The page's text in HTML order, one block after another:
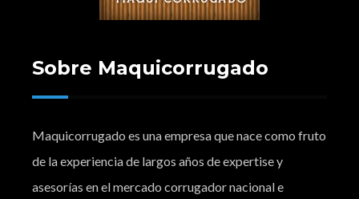
Sobre Maquicorrugado
Maquicorrugado es una empresa que nace como fruto
de la experiencia de largos años de expertise y
asesorías en el mercado corrugador nacional e